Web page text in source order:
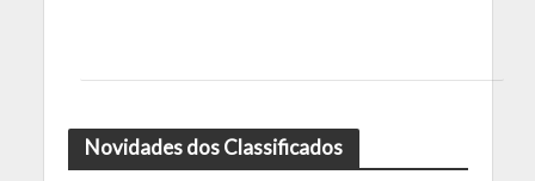
Novidades dos Classificados